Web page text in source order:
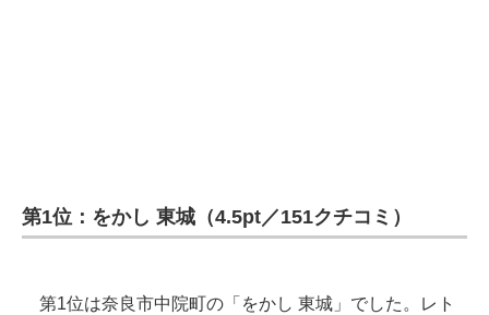
第1位：をかし 東城（4.5pt／151クチコミ）
第1位は奈良市中院町の「をかし 東城」でした。レト